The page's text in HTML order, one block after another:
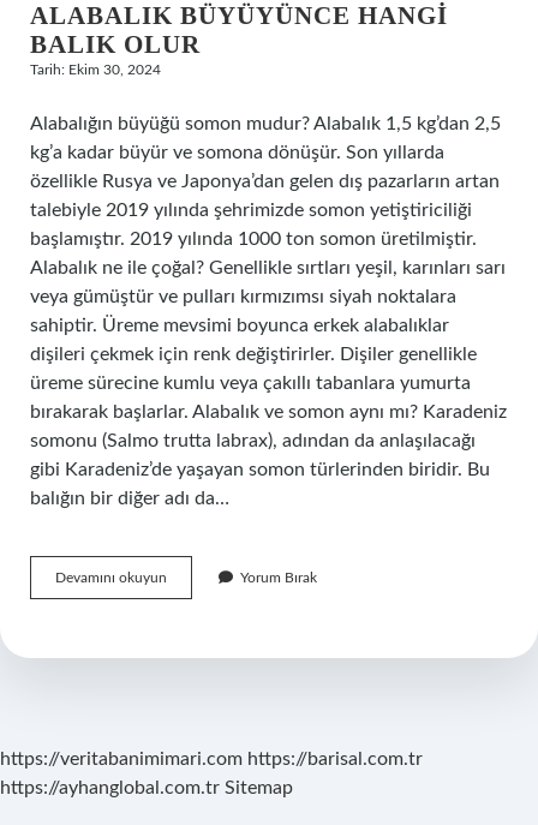
ALABALIK BÜYÜYÜNCE HANGI
BALIK OLUR
Tarih: Ekim 30, 2024
Alabalığın büyüğü somon mudur? Alabalık 1,5 kg’dan 2,5
kg’a kadar büyür ve somona dönüşür. Son yıllarda
özellikle Rusya ve Japonya’dan gelen dış pazarların artan
talebiyle 2019 yılında şehrimizde somon yetiştiriciliği
başlamıştır. 2019 yılında 1000 ton somon üretilmiştir.
Alabalık ne ile çoğal? Genellikle sırtları yeşil, karınları sarı
veya gümüştür ve pulları kırmızımsı siyah noktalara
sahiptir. Üreme mevsimi boyunca erkek alabalıklar
dişileri çekmek için renk değiştirirler. Dişiler genellikle
üreme sürecine kumlu veya çakıllı tabanlara yumurta
bırakarak başlarlar. Alabalık ve somon aynı mı? Karadeniz
somonu (Salmo trutta labrax), adından da anlaşılacağı
gibi Karadeniz’de yaşayan somon türlerinden biridir. Bu
balığın bir diğer adı da…
Devamını okuyun
Büyüyünce
Olur
Yorum Bırak
https://veritabanimimari.com https://barisal.com.tr
https://ayhanglobal.com.tr Sitemap